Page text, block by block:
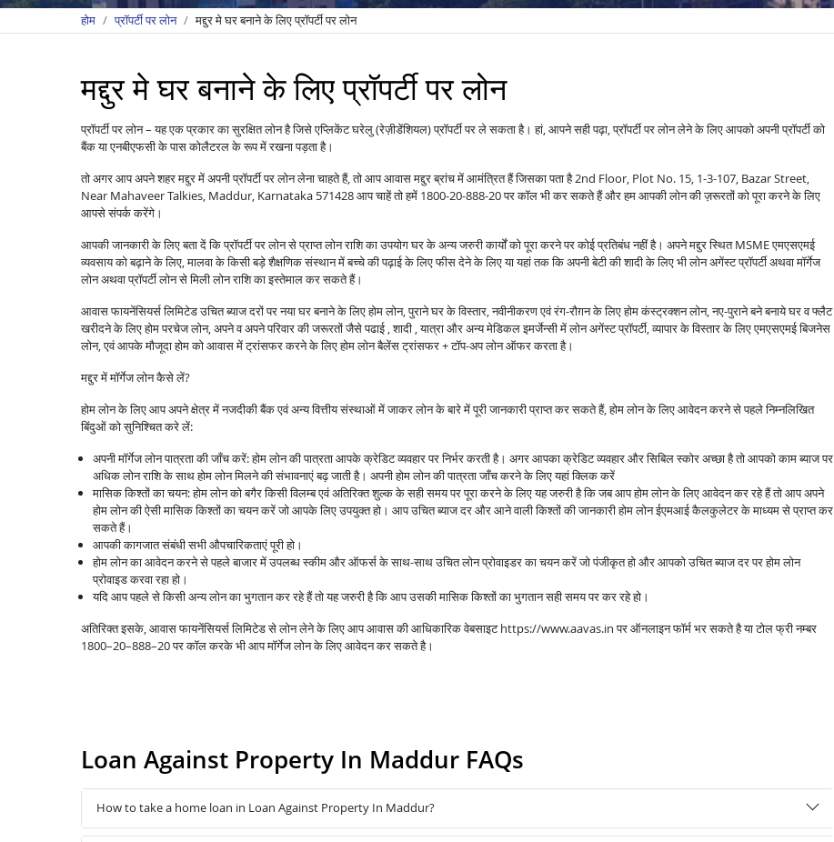
होम प्रॉपर्टी पर लोन मद्दुर मे घर बनाने के लिए प्रॉपर्टी पर लोन
मद्दुर मे घर बनाने के लिए प्रॉपर्टी पर लोन
प्रॉपर्टी पर लोन – यह एक प्रकार का सुरक्षित लोन है जिसे एप्लिकेंट घरेलु (रेज़ीडेंशियल) प्रॉपर्टी पर ले सकता है। हां, आपने सही पढ़ा, प्रॉपर्टी पर लोन लेने के लिए आपको अपनी प्रॉपर्टी को
बैंक या एनबीएफसी के पास कोलैटरल के रूप में रखना पड़ता है।
तो अगर आप अपने शहर मद्दुर में अपनी प्रॉपर्टी पर लोन लेना चाहते हैं, तो आप आवास मद्दुर ब्रांच में आमंत्रित हैं जिसका पता है 2nd Floor, Plot No. 15, 1-3-107, Bazar Street,
Near Mahaveer Talkies, Maddur, Karnataka 571428 आप चाहें तो हमें 1800-20-888-20 पर कॉल भी कर सकते हैं और हम आपकी लोन की ज़रूरतों को पूरा करने के लिए
आपसे संपर्क करेंगे।
आपकी जानकारी के लिए बता दें कि प्रॉपर्टी पर लोन से प्राप्त लोन राशि का उपयोग घर के अन्य जरुरी कार्यों को पूरा करने पर कोई प्रतिबंध नहीं है। अपने मद्दुर स्थित MSME एमएसएमई
व्यवसाय को बढ़ाने के लिए, मालवा के किसी बड़े शैक्षणिक संस्थान में बच्चे की पढ़ाई के लिए फीस देने के लिए या यहां तक कि अपनी बेटी की शादी के लिए भी लोन अगेंस्ट प्रॉपर्टी अथवा मॉर्गेज
लोन अथवा प्रॉपर्टी लोन से मिली लोन राशि का इस्तेमाल कर सकते हैं।
आवास फायनेंसियर्स लिमिटेड उचित ब्याज दरों पर नया घर बनाने के लिए होम लोन, पुराने घर के विस्तार, नवीनीकरण एवं रंग-रौग़न के लिए होम कंस्ट्रक्शन लोन, नए-पुराने बने बनाये घर व फ्लैट
खरीदने के लिए होम परचेज लोन, अपने व अपने परिवार की जरूरतों जैसे पढाई , शादी , यात्रा और अन्य मेडिकल इमर्जेन्सी में लोन अगेंस्ट प्रॉपर्टी, व्यापार के विस्तार के लिए एमएसएमई बिजनेस
लोन, एवं आपके मौजूदा होम को आवास में ट्रांसफर करने के लिए होम लोन बैलेंस ट्रांसफर + टॉप-अप लोन ऑफर करता है।
मद्दुर में मॉर्गेज लोन कैसे लें?
होम लोन के लिए आप अपने क्षेत्र में नजदीकी बैंक एवं अन्य वित्तीय संस्थाओं में जाकर लोन के बारे में पूरी जानकारी प्राप्त कर सकते हैं, होम लोन के लिए आवेदन करने से पहले निम्नलिखित
बिंदुओं को सुनिश्चित करे लें:
अपनी मॉर्गेज लोन पात्रता की जाँच करें: होम लोन की पात्रता आपके क्रेडिट व्यवहार पर निर्भर करती है। अगर आपका क्रेडिट व्यवहार और सिबिल स्कोर अच्छा है तो आपको काम ब्याज पर
अधिक लोन राशि के साथ होम लोन मिलने की संभावनाएं बढ़ जाती है। अपनी होम लोन की पात्रता जाँच करने के लिए यहां क्लिक करें
मासिक किश्तों का चयन: होम लोन को बगैर किसी विलम्ब एवं अतिरिक्त शुल्क के सही समय पर पूरा करने के लिए यह जरुरी है कि जब आप होम लोन के लिए आवेदन कर रहे हैं तो आप अपने
होम लोन की ऐसी मासिक किश्तों का चयन करें जो आपके लिए उपयुक्त हो। आप उचित ब्याज दर और आने वाली किश्तों की जानकारी होम लोन ईएमआई कैलकुलेटर के माध्यम से प्राप्त कर
सकते हैं।
आपकी कागजात संबंधी सभी औपचारिकताएं पूरी हो।
होम लोन का आवेदन करने से पहले बाजार में उपलब्ध स्कीम और ऑफर्स के साथ-साथ उचित लोन प्रोवाइडर का चयन करें जो पंजीकृत हो और आपको उचित ब्याज दर पर होम लोन
प्रोवाइड करवा रहा हो।
यदि आप पहले से किसी अन्य लोन का भुगतान कर रहे हैं तो यह जरुरी है कि आप उसकी मासिक किश्तों का भुगतान सही समय पर कर रहे हो।
अतिरिक्त इसके, आवास फायनेंसियर्स लिमिटेड से लोन लेने के लिए आप आवास की आधिकारिक वेबसाइट https://www.aavas.in पर ऑनलाइन फॉर्म भर सकते है या टोल फ्री नम्बर
1800–20–888–20 पर कॉल करके भी आप मॉर्गेज लोन के लिए आवेदन कर सकते है।
Loan Against Property In Maddur FAQs
How to take a home loan in Loan Against Property In Maddur?